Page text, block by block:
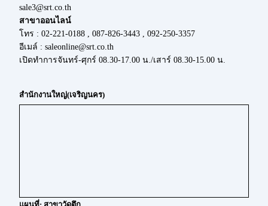
sale3@srt.co.th
สาขาออนไลน์
โทร : 02-221-0188 , 087-826-3443 , 092-250-3357
อีเมล์ : saleonline@srt.co.th
เปิดทำการจันทร์-ศุกร์ 08.30-17.00 น./เสาร์ 08.30-15.00 น.
สำนักงานใหญ่(เจริญนคร)